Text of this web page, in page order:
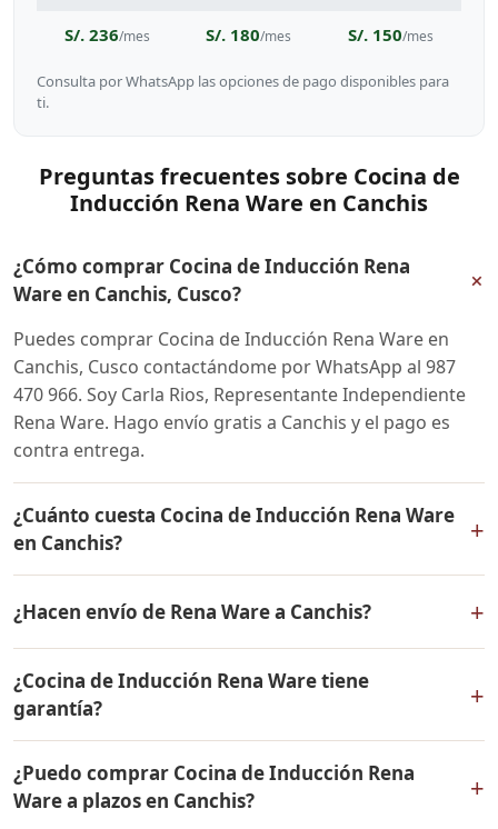
S/. 236/mes S/. 180/mes S/. 150/mes
Consulta por WhatsApp las opciones de pago disponibles para
ti.
Preguntas frecuentes sobre Cocina de
Inducción Rena Ware en Canchis
¿Cómo comprar Cocina de Inducción Rena
Ware en Canchis, Cusco?
+
Puedes comprar Cocina de Inducción Rena Ware en
Canchis, Cusco contactándome por WhatsApp al 987
470 966. Soy Carla Rios, Representante Independiente
Rena Ware. Hago envío gratis a Canchis y el pago es
contra entrega.
¿Cuánto cuesta Cocina de Inducción Rena Ware
en Canchis?
+
mismo en todo el Perú. Contáctame por WhatsApp para
conocer el precio actual, promociones disponibles y
facilidades de pago en cuotas desde el 10% de inicial.
¿Hacen envío de Rena Ware a Canchis? +
Ware a Canchis, Cusco y a todo el Perú. El pago es
contra entrega.
¿Cocina de Inducción Rena Ware tiene
garantía?
+
vida contra defectos de fabricación. Todos los
productos Rena Ware están fabricados en acero
¿Puedo comprar Cocina de Inducción Rena
Ware a plazos en Canchis?
+